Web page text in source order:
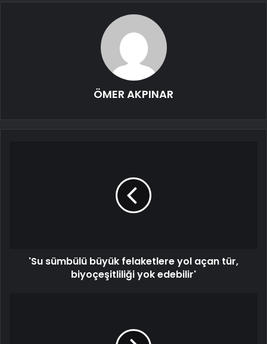
ÖMER AKPINAR
'Su sümbülü büyük felaketlere yol açan tür,
biyoçeşitliliği yok edebilir'